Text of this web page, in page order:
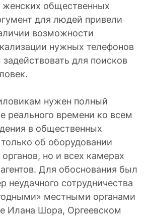
женских общественных
для людей привели
возможности
нужных телефонов
для поисков
нужен полный
реального времени ко всем
в общественных
об оборудовании
но и всех камерах
Для обоснования был
неудачного сотрудничества
местными органами
Илана Шора, Оргеевском